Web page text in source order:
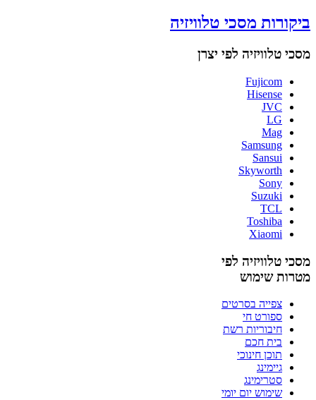
ביקורות מסכי טלוויזיה
מסכי טלוויזיה לפי יצרן
Fujicom
Hisense
JVC
LG
Mag
Samsung
Sansui
Skyworth
Sony
Suzuki
TCL
Toshiba
Xiaomi
מסכי טלוויזיה לפי
מטרות שימוש
צפייה בסרטים
ספורט חי
חיבוריות רשת
בית חכם
תוכן חינוכי
גיימינג
סטרימינג
שימוש יום יומי